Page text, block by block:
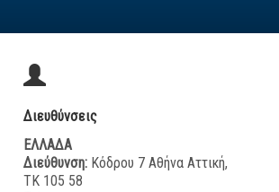
Διευθύνσεις
ΕΛΛΑΔΑ
Διεύθυνση: Κόδρου 7 Αθήνα Αττική,
ΤΚ 105 58